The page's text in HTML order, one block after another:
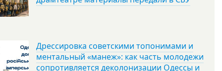
Дрессировка советскими топонимами и
ментальный «манеж»: как часть молодежи
сопротивляется деколонизации Одессы и